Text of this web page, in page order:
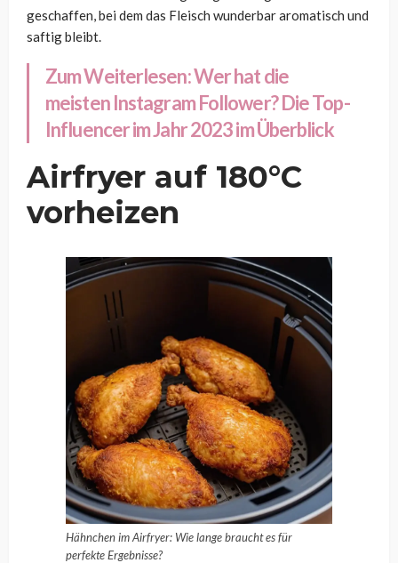
geschaffen, bei dem das Fleisch wunderbar aromatisch und
saftig bleibt.
Zum Weiterlesen:Wer hat die
meisten Instagram Follower? Die Top-
Influencer im Jahr 2023 im Überblick
Airfryer auf 180°C
vorheizen
Hähnchen im Airfryer: Wie lange braucht es für
perfekte Ergebnisse?